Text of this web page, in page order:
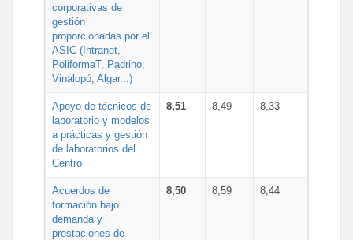
corporativas de
gestión
proporcionadas por el
ASIC (Intranet,
PoliformaT, Padrino,
Vinalopó, Algar...)
Apoyo de técnicos de
laboratorio y modelos
a prácticas y gestión
de laboratorios del
Centro
8,51 8,49 8,33
Acuerdos de
formación bajo
demanda y
prestaciones de
8,50 8,59 8,44